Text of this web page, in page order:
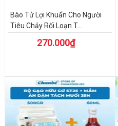
Bào Tử Lợi Khuẩn Cho Người
Tiêu Chảy Rối Loạn T...
270.000₫